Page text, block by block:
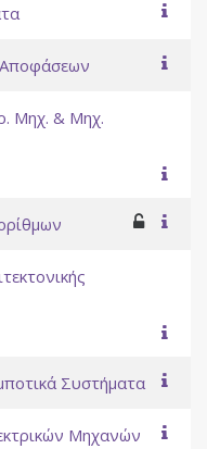
Μηχ. & Μηχ.
Συστήματα
Μηχανών